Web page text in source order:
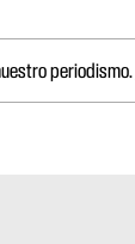
periodismo.